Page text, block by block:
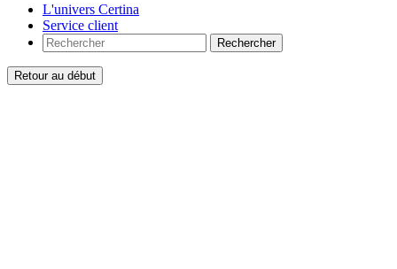
L'univers Certina
Service client
Rechercher
Retour au début